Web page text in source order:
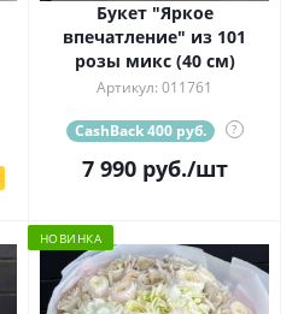
Букет "Яркое
впечатление" из 101
розы микс (40 см)
Артикул: 011761
CashBack 400 руб. ?
7 990руб./шт
НОВИНКА